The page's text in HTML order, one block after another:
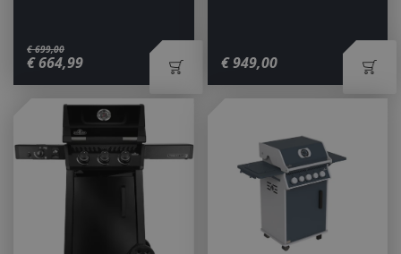
€ 699,00
€664,99 € 949,00